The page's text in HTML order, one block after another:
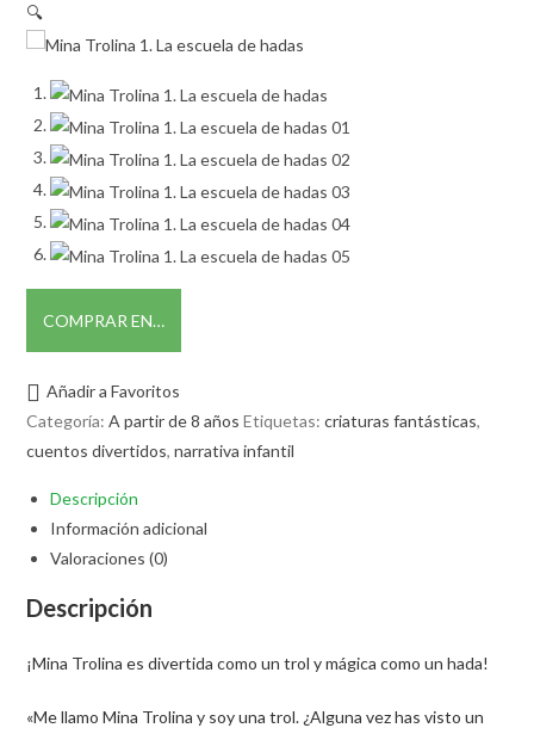
🔍
COMPRAR EN…
Añadir a Favoritos
Categoría:A partir de 8 años Etiquetas:criaturas fantásticas,
cuentos divertidos,narrativa infantil
Descripción
Información adicional
Valoraciones (0)
Descripción
¡Mina Trolina es divertida como un trol y mágica como un hada!
«Me llamo Mina Trolina y soy una trol. ¿Alguna vez has visto un